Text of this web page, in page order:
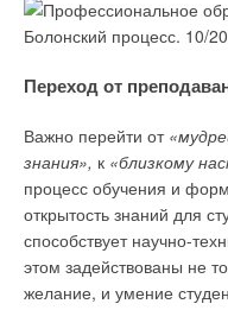
Переход от
Важно перейти от
знания», к «близкому
процесс обучения и
открытость знаний для
способствует научно-
этом задействованы не
желание, и умение